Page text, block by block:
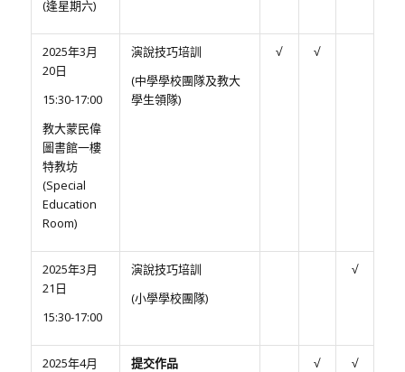
(逢星期六)
2025年3月
20日
15:30-17:00
教大蒙民偉
圖書館一樓
特教坊
(Special
Education
Room)
演說技巧培訓
(中學學校團隊及教大
學生領隊)
√ √
2025年3月
21日
15:30-17:00
演說技巧培訓
(小學學校團隊)
√
2025年4月
提交作品
√ √